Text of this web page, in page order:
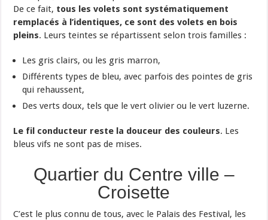
De ce fait, tous les volets sont systématiquement
remplacés à l’identiques, ce sont des volets en bois
pleins. Leurs teintes se répartissent selon trois familles :
Les gris clairs, ou les gris marron,
Différents types de bleu, avec parfois des pointes de gris
qui rehaussent,
Des verts doux, tels que le vert olivier ou le vert luzerne.
Le fil conducteur reste la douceur des couleurs. Les
bleus vifs ne sont pas de mises.
Quartier du Centre ville –
Croisette
C’est le plus connu de tous, avec le Palais des Festival, les